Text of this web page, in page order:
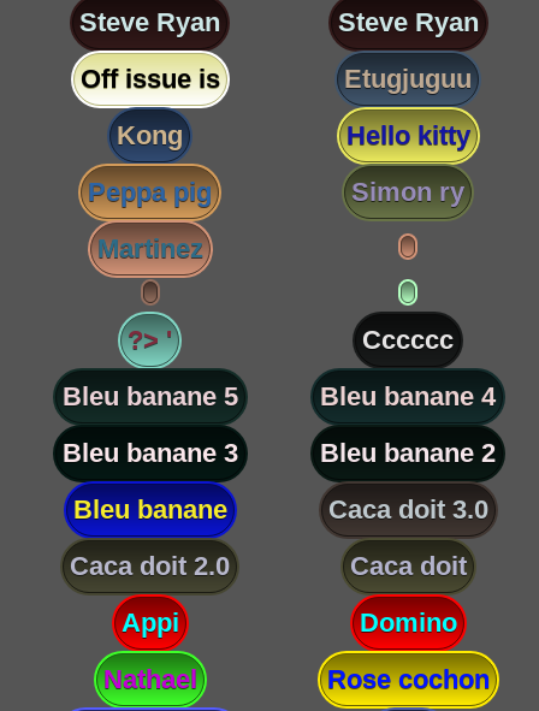
Steve Ryan
Steve Ryan
Off issue is
Etugjuguu
Kong
Hello kitty
Peppa pig
Simon ry
Martinez
?> '
Cccccc
Bleu banane 5
Bleu banane 4
Bleu banane 3
Bleu banane 2
Bleu banane
Caca doit 3.0
Caca doit 2.0
Caca doit
Appi
Domino
Nathael
Rose cochon